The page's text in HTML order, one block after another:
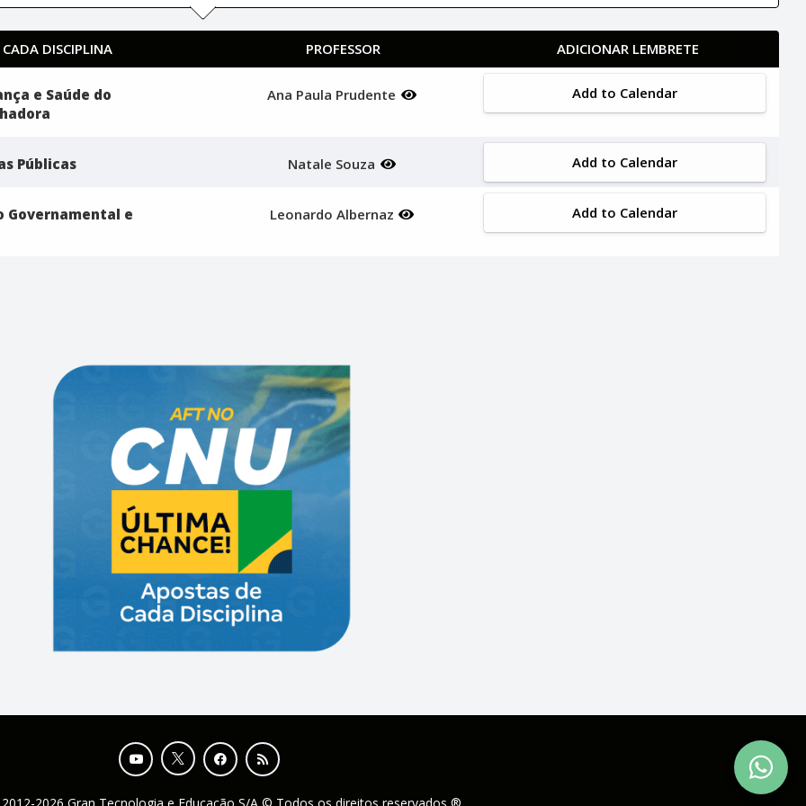
DISCIPLINA PROFESSOR ADICIONAR LEMBRETE
e Saúde do
Ana Paula Prudente Add to Calendar
Públicas Natale Souza Add to Calendar
Governamental e
Leonardo Albernaz Add to Calendar
2026 Gran Tecnologia e Educação S/A © Todos os direitos reservados ®